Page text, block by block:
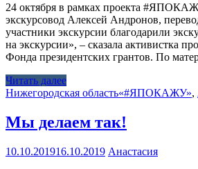
24 октября в рамках проекта
экскурсовод Алексей Андронов,
участники экскурсии благодарили
на экскурсии», – сказала активистка
Фонда президентских грантов. По
Читать далее
Нижегородская область«#ЯПОКАЖУ»,
Мы делаем так!
10.10.201916.10.2019 Анастасия